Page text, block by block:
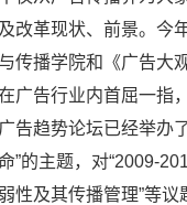
改革现状、前景。今
传播学院和《广告大
广告行业内首屈一指
告趋势论坛已经举办
”的主题，对“2009-
性及其传播管理”等议